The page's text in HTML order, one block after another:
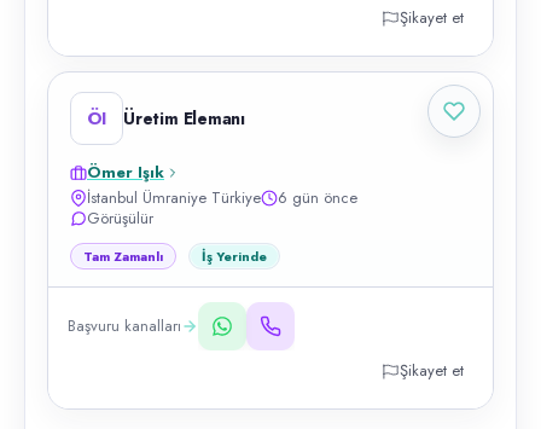
Şikayet et
ÖI Üretim Elemanı
Ömer Işık
İstanbul Ümraniye Türkiye
6 gün önce
Görüşülür
Tam Zamanlı İş Yerinde
Başvuru kanalları
Şikayet et